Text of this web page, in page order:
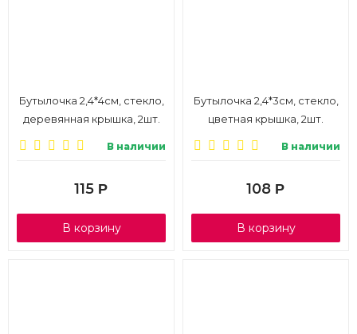
Бутылочка 2,4*4см, стекло,
деревянная крышка, 2шт.
В наличии
115 Р
В корзину
Бутылочка 2,4*3см, стекло,
цветная крышка, 2шт.
В наличии
108 Р
В корзину